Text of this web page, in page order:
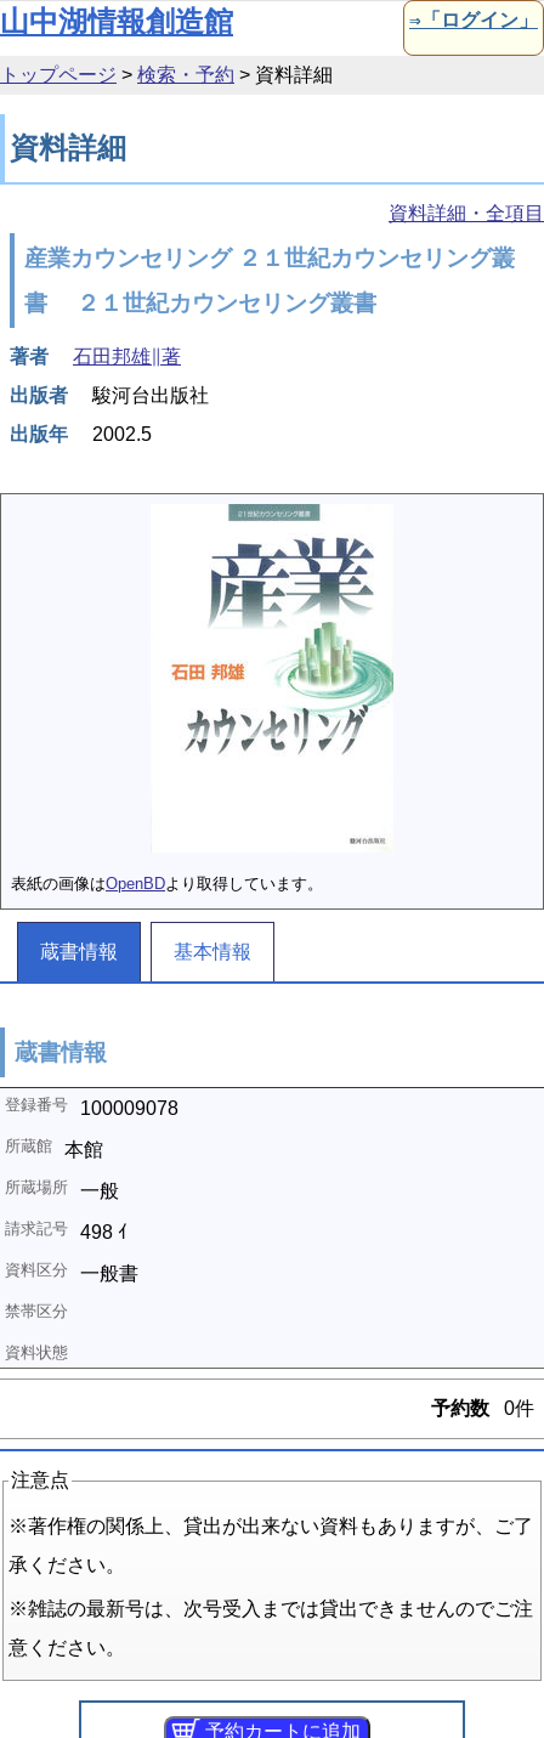
本文へ移動
山中湖情報創造館 ⇒「ログイン」
トップページ > 検索・予約 > 資料詳細
資料詳細
資料詳細・全項目
産業カウンセリング ２１世紀カウンセリング叢
書 ２１世紀カウンセリング叢書
著者
石田邦雄∥著
出版者
駿河台出版社
出版年
2002.5
表紙の画像はOpenBDより取得しています。
蔵書情報 基本情報
蔵書情報
100009078
本館
一般
498 ｲ
一般書
予約数 0件
注意点
※著作権の関係上、貸出が出来ない資料もありますが、ご了
承ください。
※雑誌の最新号は、次号受入までは貸出できませんのでご注
意ください。